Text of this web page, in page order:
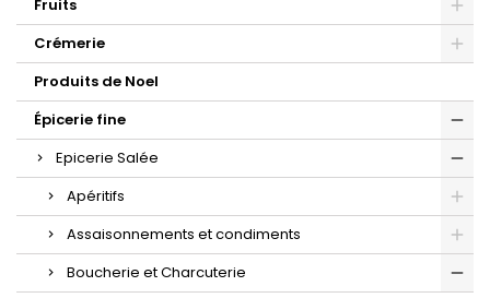
Fruits
Crémerie
Produits de Noel
Épicerie fine
Epicerie Salée
Apéritifs
Assaisonnements et condiments
Boucherie et Charcuterie